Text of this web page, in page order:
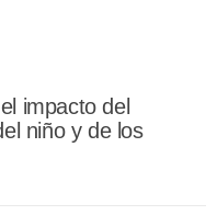
impacto del
niño y de los